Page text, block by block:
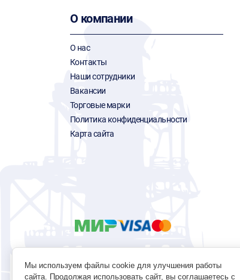
О компании
О нас
Контакты
Наши сотрудники
Вакансии
Торговые марки
Политика конфиденциальности
Карта сайта
Политика обработки персональных данных
Мы используем файлы cookie для улучшения работы
сайта. Продолжая использовать сайт, вы соглашаетесь с